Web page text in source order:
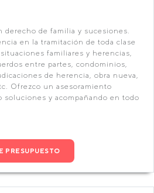
derecho de familia y sucesiones.
en la tramitación de toda clase
familiares y herencias,
entre partes, condominios,
de herencia, obra nueva,
Ofrezco un asesoramiento
soluciones y acompañando en todo
PRESUPUESTO